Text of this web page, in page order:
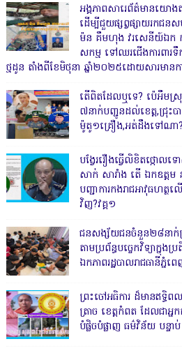
អង្គភាពសារេព័ត៌មានយោង
ដើម្បីជួយផ្សព្វផ្សាយរកជ
ម៉ន គឹមហុង វរសេនីយ៍ឯក
សកម្ម ទៅឈរជើងការពារ
ថ្មដូន តាំងពីខែមិថុនា ឆ្នាំ២០២៥ដោយសារមានកា
តើពិតដែលឬទេ? ប៉េអឹម
៧នាក់បញ្ជូនដល់ខេត្ត,ជ្រុះ
ម៉ូតូ១គ្រឿង,អត់ដឹងទៅណា?
បង្វែររឿងធ្វើលិខិតថ្កោ
សាក់ សារាំង តើ ឯកឧត្ត
បញ្ជាការកងរាជអាវុធហត្ថ
វិញ?វគ្គ១
ជនសង្ស័យជនចំនួន២៨នាក់ត្
តាមប្រព័ន្ធបច្ចេកវិទ្យាក្នុង
ឯកភាពរដ្ឋបាលរាជធានីភ្នំព
ព្រះចៅអធិការ ដ៏មានឥទ្
ត្រាច ខេត្តកំពត ដែលជា
បំផ្លិចបំផ្លាញ ធម៌វិន័យ បន្ទា